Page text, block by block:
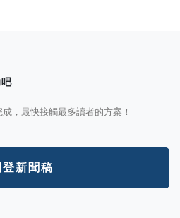
，最快接觸最多讀者的方案！
新聞稿